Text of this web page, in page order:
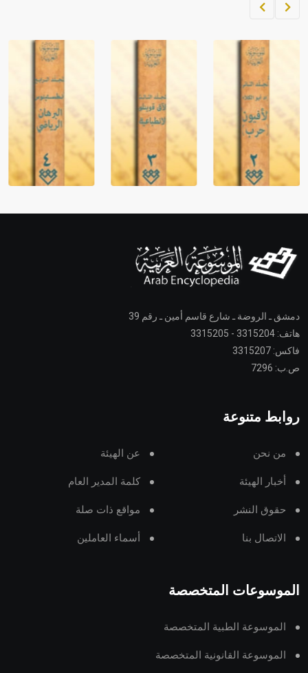
دمشق ـ الروضة ـ شارع قاسم أمين ـ رقم 39
هاتف: 3315204 - 3315205
فاكس: 3315207
ص.ب: 7296
روابط متنوعة
من نحن عن الهيئة
أخبار الهيئة كلمة المدير العام
حقوق النشر مواقع ذات صلة
الاتصال بنا أسماء العاملين
الموسوعات المتخصصة
الموسوعة الطبية المتخصصة
الموسوعة القانونية المتخصصة